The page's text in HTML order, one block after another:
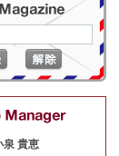
泉 貴恵